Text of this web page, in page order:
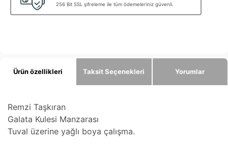
256 Bit SSL şifreleme ile tüm ödemeleriniz güvenli.
Ürün özellikleri Taksit Seçenekleri Yorumlar
Remzi Taşkıran
Galata Kulesi Manzarası
Tuval üzerine yağlı boya çalışma.